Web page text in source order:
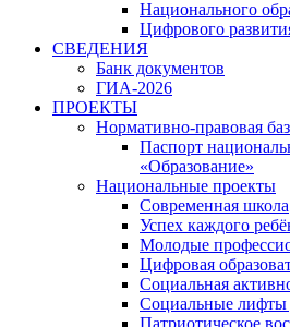
Национального
Цифрового
СВЕДЕНИЯ
Банк документов
ГИА-2026
ПРОЕКТЫ
Нормативно-правовая
Паспорт
«Образование»
Национальные проекты
Современная школа
Успех каждого
Молодые
Цифровая
Социальная
Социальные лифты
Патриотическое